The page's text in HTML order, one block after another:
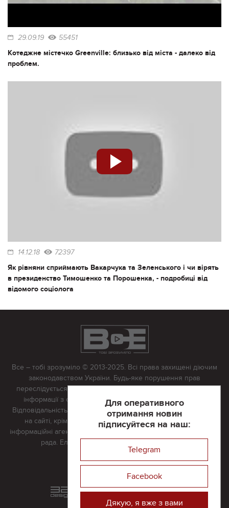
29.09.19 55451
Котеджне містечко Greenville: близько від міста - далеко від
проблем.
14.12.18 72397
Як рівняни сприймають Вакарчука та Зеленського і чи вірять
в президенство Тимошенко та Порошенка, - подробиці від
відомого соціолога
Для оперативного
отримання новин
підписуйтеся на наш:
Telegram
Facebook
Дякую, я вже з вами
Все – тобі зрозуміло © 2013-2025. Всі права захищені діючим
законодавством України. Будь-яке порушення прав
переслідується в судовому порядку. Будь-яке відтворення
інформації з сайту тільки з письмово дозволу редакції.
Відповідальність за достовірність усіх матеріалів, розміщених
на сайті, крім матеріалів, які містять посилання на інші
інформаційні агентства або інтернет-видання, несе редакційна
рада. Електронна пошта:
Реклама на сайті
Розроблений та підтримується